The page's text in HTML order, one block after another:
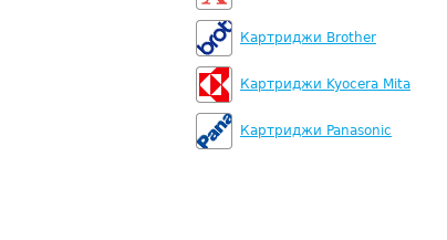
Картриджи Brother
Картриджи Kyocera Mita
Картриджи Panasonic